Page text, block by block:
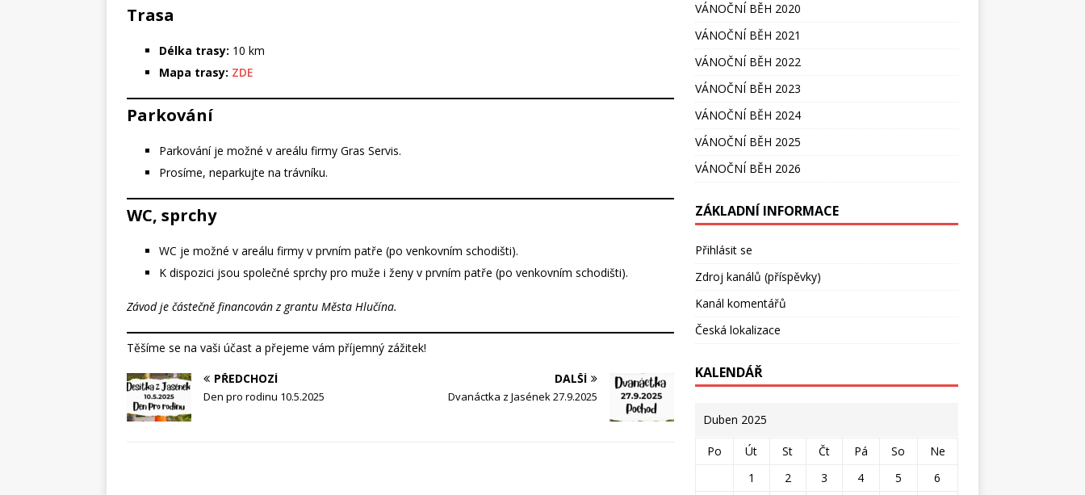
Trasa
Délka trasy: 10 km
Mapa trasy: ZDE
Parkování
Parkování je možné v areálu firmy Gras Servis.
Prosíme, neparkujte na trávníku.
WC, sprchy
WC je možné v areálu firmy v prvním patře (po venkovním schodišti).
K dispozici jsou společné sprchy pro muže i ženy v prvním patře (po venkovním schodišti).
Závod je částečně financován z grantu Města Hlučína.
Těšíme se na vaši účast a přejeme vám příjemný zážitek!
PŘEDCHOZÍ
Den pro rodinu 10.5.2025
DALŠÍ
Dvanáctka z Jasének 27.9.2025
VÁNOČNÍ BĚH 2020
VÁNOČNÍ BĚH 2021
VÁNOČNÍ BĚH 2022
VÁNOČNÍ BĚH 2023
VÁNOČNÍ BĚH 2024
VÁNOČNÍ BĚH 2025
VÁNOČNÍ BĚH 2026
ZÁKLADNÍ INFORMACE
Přihlásit se
Zdroj kanálů (příspěvky)
Kanál komentářů
Česká lokalizace
KALENDÁŘ
Duben 2025
Po Út St Čt Pá So
Ne
1
2 3 4 5 6